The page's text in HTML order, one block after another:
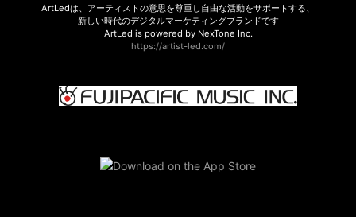
ArtLedは、アーティストの意思を尊重し自由な活動をサポートする、
新しい時代のデジタルマーケティングブランドです
ArtLed is powered by NexTone Inc.
https://artist-led.com/